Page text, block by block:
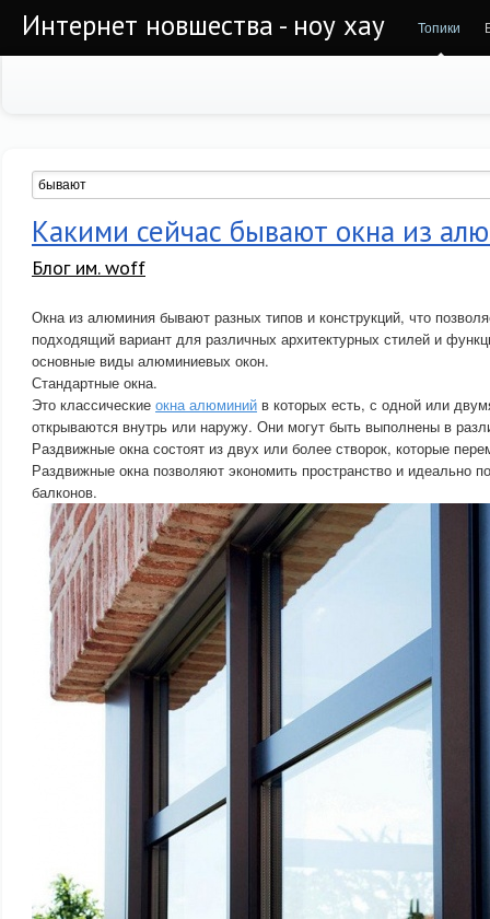
Интернет новшества - ноу хау Топики
Какими сейчас бывают окна из
Блог им. woff
Окна из алюминия бывают разных типов и конструкций, что
подходящий вариант для различных архитектурных стилей и
основные виды алюминиевых окон.
Стандартные окна.
Это классические окна алюминий в которых есть, с одной или
открываются внутрь или наружу. Они могут быть выполнены в
Раздвижные окна состоят из двух или более створок, которые
Раздвижные окна позволяют экономить пространство и идеально
балконов.